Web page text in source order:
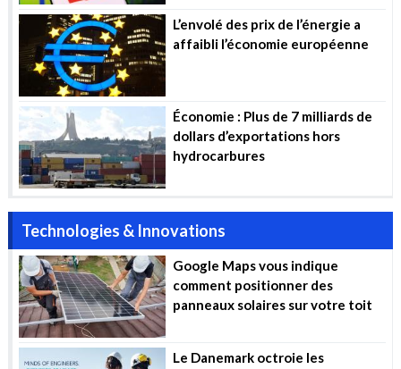
L’envolé des prix de l’énergie a
affaibli l’économie européenne
Économie : Plus de 7 milliards de
dollars d’exportations hors
hydrocarbures
Technologies & Innovations
Google Maps vous indique
comment positionner des
panneaux solaires sur votre toit
Le Danemark octroie les